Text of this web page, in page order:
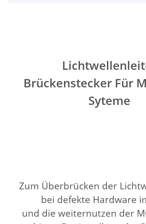
Brückenstecker Für
Syteme
Zum Überbrücken der
bei defekte Hardware
und die weiternutzen der